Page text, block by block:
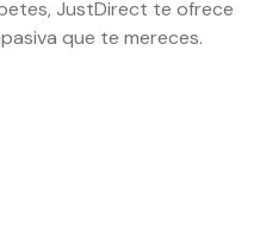
JustDirect te ofrece
que te mereces.